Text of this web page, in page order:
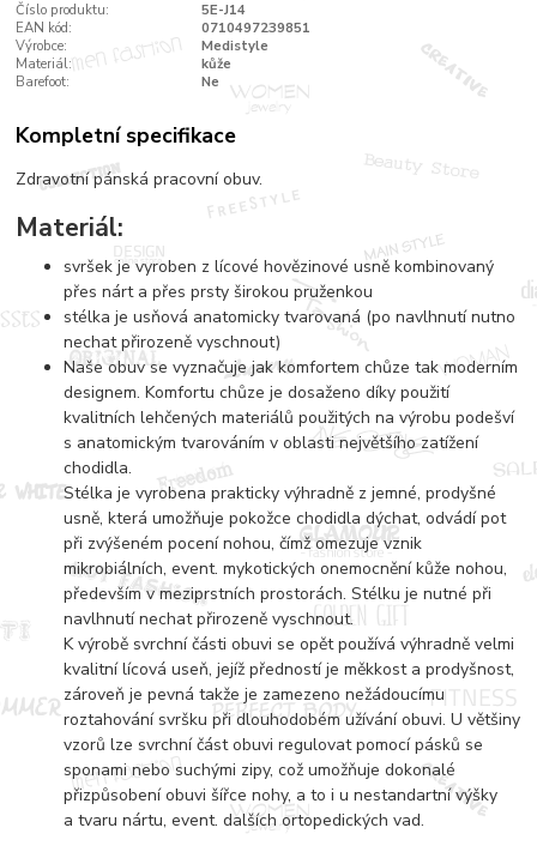
Číslo produktu:
5E-J14
EAN kód:
0710497239851
Výrobce:
Medistyle
Materiál:
kůže
Barefoot:
Ne
Kompletní specifikace
Zdravotní pánská pracovní obuv.
Materiál:
svršek je vyroben z lícové hovězinové usně kombinovaný
přes nárt a přes prsty širokou pruženkou
stélka je usňová anatomicky tvarovaná (po navlhnutí nutno
nechat přirozeně vyschnout)
Naše obuv se vyznačuje jak komfortem chůze tak moderním
designem. Komfortu chůze je dosaženo díky použití
kvalitních lehčených materiálů použitých na výrobu podešví
s anatomickým tvarováním v oblasti největšího zatížení
chodidla.
Stélka je vyrobena prakticky výhradně z jemné, prodyšné
usně, která umožňuje pokožce chodidla dýchat, odvádí pot
při zvýšeném pocení nohou, čímž omezuje vznik
mikrobiálních, event. mykotických onemocnění kůže nohou,
především v meziprstních prostorách. Stélku je nutné při
navlhnutí nechat přirozeně vyschnout.
K výrobě svrchní části obuvi se opět používá výhradně velmi
kvalitní lícová useň, jejíž předností je měkkost a prodyšnost,
zároveň je pevná takže je zamezeno nežádoucímu
roztahování svršku při dlouhodobém užívání obuvi. U většiny
vzorů lze svrchní část obuvi regulovat pomocí pásků se
sponami nebo suchými zipy, což umožňuje dokonalé
přizpůsobení obuvi šířce nohy, a to i u nestandartní výšky
a tvaru nártu, event. dalších ortopedických vad.